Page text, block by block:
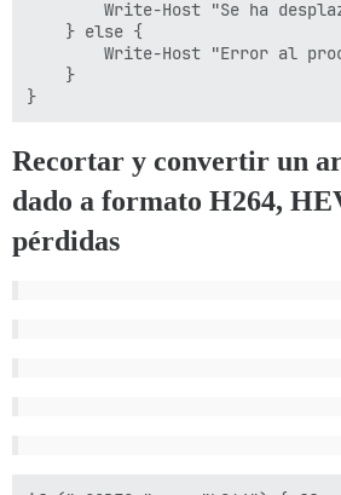
Write-Host "Se ha
    } else {
Write-Host "Error al
    }
Recortar y convertir un
dado a formato H264,
pérdidas